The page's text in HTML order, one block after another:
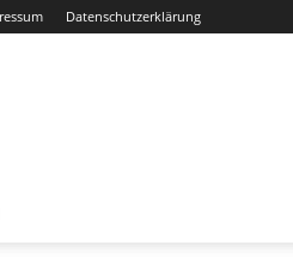
Datenschutzerklärung